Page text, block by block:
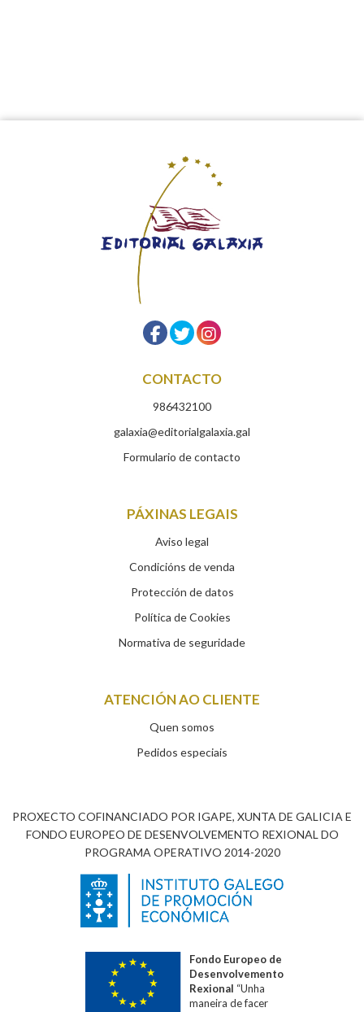
CONTACTO
986432100
galaxia@editorialgalaxia.gal
Formulario de contacto
PÁXINAS LEGAIS
Aviso legal
Condicións de venda
Protección de datos
Política de Cookies
Normativa de seguridade
ATENCIÓN AO CLIENTE
Quen somos
Pedidos especiais
PROXECTO COFINANCIADO POR IGAPE, XUNTA DE GALICIA E
FONDO EUROPEO DE DESENVOLVEMENTO REXIONAL DO
PROGRAMA OPERATIVO 2014-2020
Fondo Europeo de
Desenvolvemento
Rexional “Unha
maneira de facer